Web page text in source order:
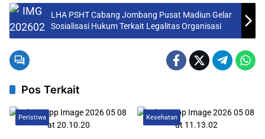
LHA PSHT Cabang Jombang Pusat Madiun Gelar
Sosialisasi Hukum Terkait Legalitas Organisasi
Pos Terkait
Peristiwa Kesehatan